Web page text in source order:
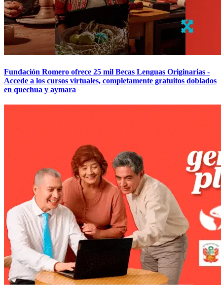
Fundación Romero ofrece 25 mil Becas Lenguas Originarias -
Accede a los cursos virtuales, completamente gratuitos doblados
en quechua y aymara